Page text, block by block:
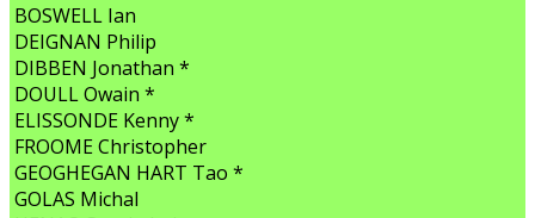
BOSWELL Ian
DEIGNAN Philip
DIBBEN Jonathan *
DOULL Owain *
ELISSONDE Kenny *
FROOME Christopher
GEOGHEGAN HART Tao *
GOLAS Michal